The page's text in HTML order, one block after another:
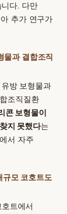
다. 다만
추가 연구가
과 결합조직
방 보형물과
조직질환
콘 보형물이
지 못했다는
서 자주
모 코호트도
트에서